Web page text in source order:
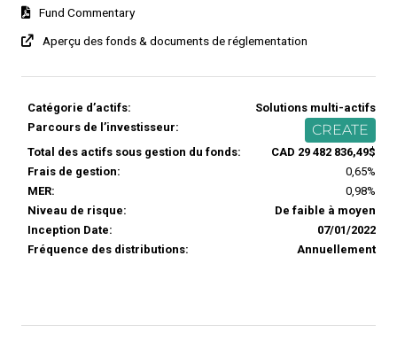
Fund Commentary
Aperçu des fonds & documents de réglementation
Catégorie d’actifs:
Solutions multi-actifs
Parcours de l’investisseur:
CREATE
Total des actifs sous gestion du fonds:
CAD 29 482 836,49$
Frais de gestion:
0,65%
MER:
0,98%
Niveau de risque:
De faible à moyen
Inception Date:
07/01/2022
Fréquence des distributions:
Annuellement